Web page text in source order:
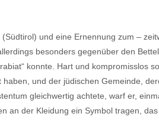
und eine Ernennung zum –
besonders gegenüber den
konnte. Hart und kompromisslos
und der jüdischen Gemeinde,
gleichwertig achtete, warf er,
an der Kleidung ein Symbol tragen,